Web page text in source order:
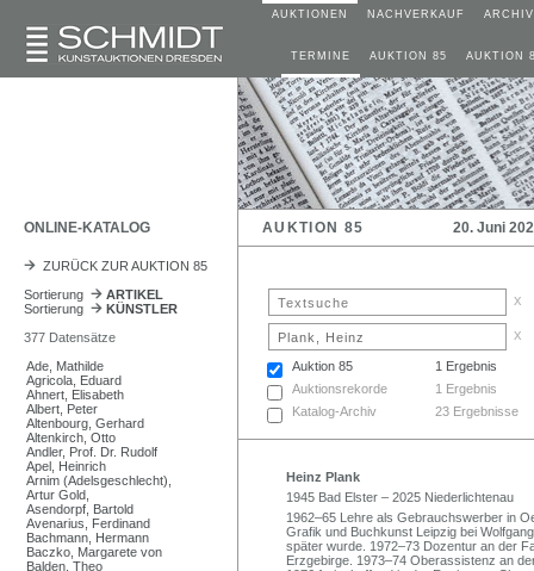
AUKTIONEN NACHVERKAUF ARCHIV
TERMINE AUKTION 85 AUKTION
ONLINE-KATALOG AUKTION 85 20. Juni
ZURÜCK ZUR AUKTION 85
Sortierung
ARTIKEL
Sortierung
KÜNSTLER
377 Datensätze
Ade, Mathilde
Agricola, Eduard
Ahnert, Elisabeth
Albert, Peter
Altenbourg, Gerhard
Altenkirch, Otto
Andler, Prof. Dr. Rudolf
Apel, Heinrich
Arnim (Adelsgeschlecht),
Artur Gold,
Asendorpf, Bartold
Avenarius, Ferdinand
Bachmann, Hermann
Baczko, Margarete von
Balden, Theo
x
x
Auktion 85
1 Ergebnis
Auktionsrekorde
1 Ergebnis
Katalog-Archiv
23 Ergebnisse
Heinz Plank
1945 Bad Elster – 2025 Niederlichtenau
1962–65 Lehre als Gebrauchswerber in
Grafik und Buchkunst Leipzig bei
später wurde. 1972–73 Dozentur an der
Erzgebirge. 1973–74 Oberassistenz an